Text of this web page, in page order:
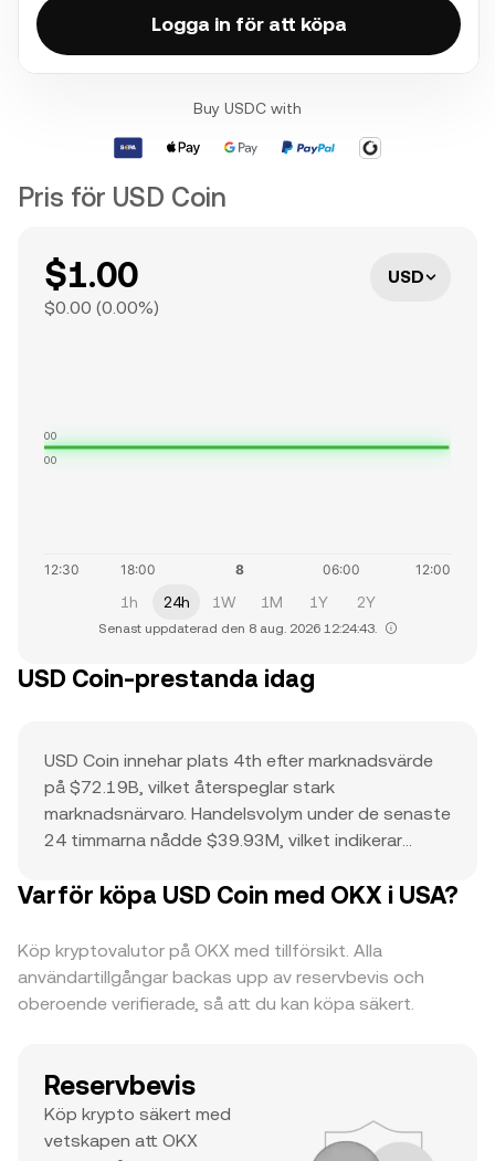
Logga in för att köpa
Buy USDC with
Pris för USD Coin
$1.00
$0.00 (0.00%)
USD
$1.00
$1.00
1h 24h 1W 1M 1Y 2Y
Senast uppdaterad den 8 aug. 2026 12:24:43.
USD Coin-prestanda idag
USD Coin innehar plats 4th efter marknadsvärde
på $72.19B, vilket återspeglar stark
marknadsnärvaro. Handelsvolym under de senaste
24 timmarna nådde $39.93M, vilket indikerar
$1.04 fungerar som en referenspunkt för aktuell
Kombinationen av ett topprankat marknadsvärde,
betydande dagliga volym och en anmärkningsvärd
ATH antyder att det är en stor tillgång med
Varför köpa USD Coin med OKX i USA?
Köp kryptovalutor på OKX med tillförsikt. Alla
användartillgångar backas upp av reservbevis och
oberoende verifierade, så att du kan köpa säkert.
Reservbevis
Köp krypto säkert med
vetskapen att OKX